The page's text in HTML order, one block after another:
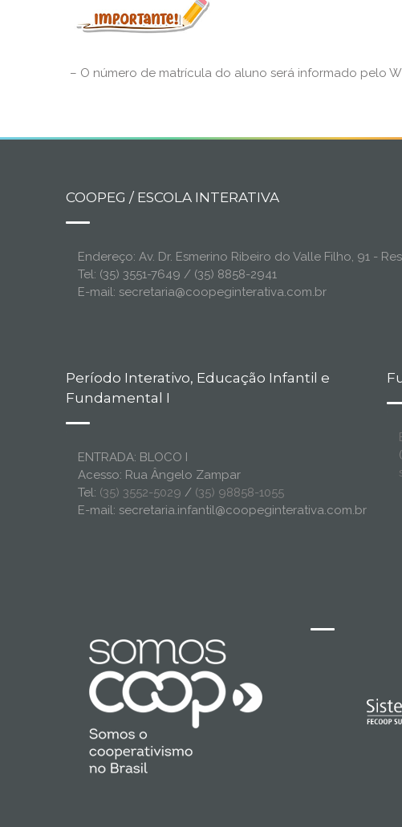
– O número de matrícula do aluno será informado pelo
COOPEG / ESCOLA INTERATIVA
Endereço: Av. Dr. Esmerino Ribeiro do Valle Filho, 91 -
Tel: (35) 3551-7649 / (35) 8858-2941
E-mail: secretaria@coopeginterativa.com.br
Período Interativo, Educação Infantil e
Fundamental I
ENTRADA: BLOCO I
Acesso: Rua Ângelo Zampar
Tel: (35) 3552-5029 / (35) 98858-1055
E-mail: secretaria.infantil@coopeginterativa.com.br